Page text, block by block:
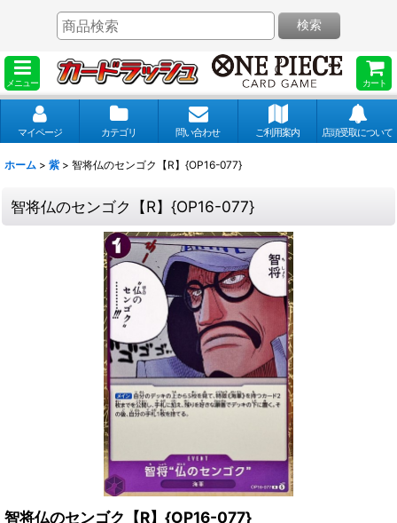
メニュー カート
検索
マイページ カテゴリ 問い合わせ ご利用案内 店頭受取について
ホーム > 紫 > 智将仏のセンゴク【R】{OP16-077}
智将仏のセンゴク【R】{OP16-077}
智将仏のセンゴク【R】{OP16-077}